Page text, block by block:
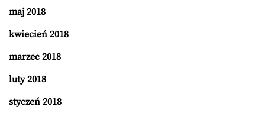
maj 2018
kwiecień 2018
marzec 2018
luty 2018
styczeń 2018